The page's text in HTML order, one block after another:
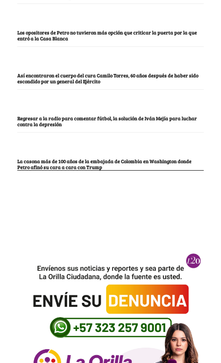
Los opositores de Petro no tuvieron más opción que criticar la puerta por la que
entró a la Casa Blanca
Así encontraron el cuerpo del cura Camilo Torres, 60 años después de haber sido
escondido por un general del Ejército
Regresar a la radio para comentar fútbol, la solución de Iván Mejía para luchar
contra la depresión
La casona más de 100 años de la embajada de Colombia en Washington donde
Petro afinó su cara a cara con Trump